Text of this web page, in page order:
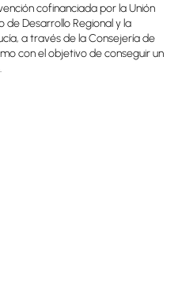
cofinanciada por la Unión
de Desarrollo Regional y la
a través de la Consejería de
con el objetivo de conseguir un